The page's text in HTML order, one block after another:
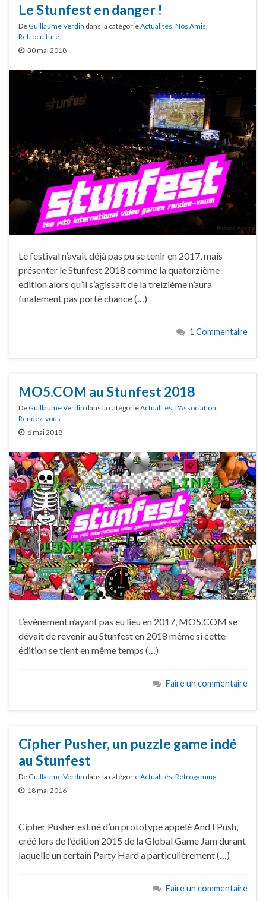
Le Stunfest en danger !
DeGuillaume Verdin dans la catégorieActualités Nos Amis
Retroculture
30 mai 2018
Le festival n’avait déjà pas pu se tenir en 2017, mais
présenter le Stunfest 2018 comme la quatorzième
édition alors qu’il s’agissait de la treizième n’aura
finalement pas porté chance (…)
1 Commentaire
MO5.COM au Stunfest 2018
DeGuillaume Verdin dans la catégorieActualités, L'Association,
Rendez-vous
6 mai 2018
L’évènement n’ayant pas eu lieu en 2017, MO5.COM se
devait de revenir au Stunfest en 2018 même si cette
édition se tient en même temps (…)
Faire un commentaire
Cipher Pusher, un puzzle game indé
au Stunfest
DeGuillaume Verdin dans la catégorieActualités Retrogaming
18 mai 2016
Cipher Pusher est né d’un prototype appelé And I Push,
créé lors de l’édition 2015 de la Global Game Jam durant
laquelle un certain Party Hard a particulièrement (…)
Faire un commentaire